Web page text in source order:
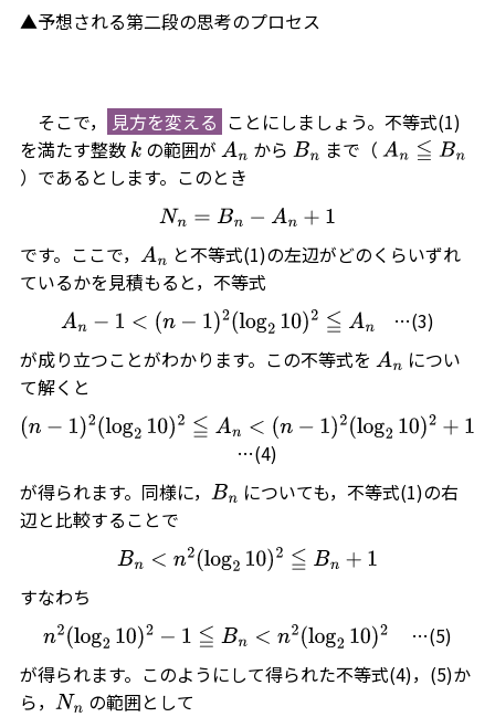
▲予想される第二段の思考のプロセス
そこで， 見方を変える ことにしましょう。不等式(1)
を満たす整数 k の範囲がAn から Bn まで（ An≦B n
）であるとします。このとき
Nn= Bn −An +1
です。ここで， An と不等式(1)の左辺がどのくらいずれ
ているかを見積もると，不等式
An− 1< (n −1) 2(log 210)2≦An
…(3)
が成り立つことがわかります。この不等式を An につい
て解くと
(n− 1) 2(log210) 2≦An <(n−1) 2(log2 10 )2+1
…(4)
が得られます。同様に， Bn についても，不等式(1)の右
辺と比較することで
Bn< n2 (log210)2≦Bn +1
すなわち
n2(log210)2−1≦ B n<n2(log2 10)2
…(5)
が得られます。このようにして得られた不等式(4)，(5)か
ら， Nn の範囲として